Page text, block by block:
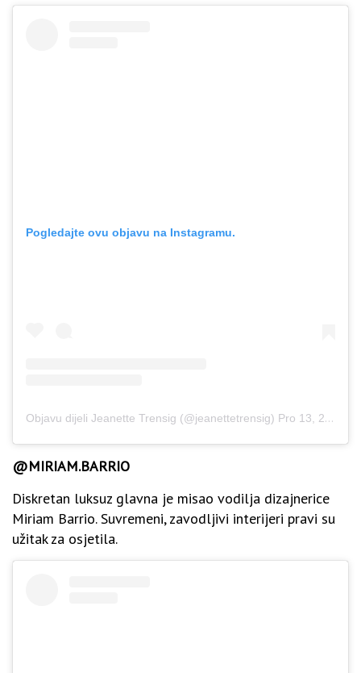
Pogledajte ovu objavu na Instagramu.
Objavu dijeli Jeanette Trensig (@jeanettetrensig) Pro 13, 2019 u 11:49 PST
@MIRIAM.BARRIO
Diskretan luksuz glavna je misao vodilja dizajnerice
Miriam Barrio. Suvremeni, zavodljivi interijeri pravi su
užitak za osjetila.